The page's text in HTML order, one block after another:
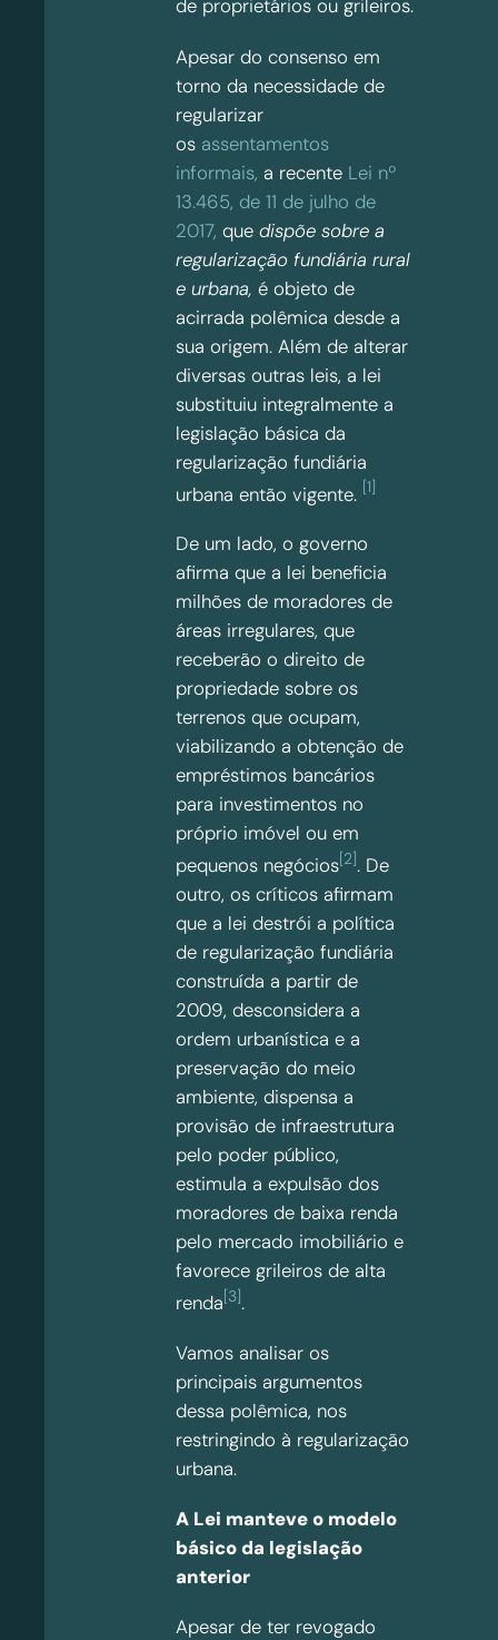
de proprietários ou grileiros.
Apesar do consenso em
torno da necessidade de
regularizar
os assentamentos
informais, a recente Lei nº
13.465, de 11 de julho de
2017, que dispõe sobre a
regularização fundiária rural
e urbana, é objeto de
acirrada polêmica desde a
sua origem. Além de alterar
diversas outras leis, a lei
substituiu integralmente a
legislação básica da
regularização fundiária
urbana então vigente. [1]
De um lado, o governo
afirma que a lei beneficia
milhões de moradores de
áreas irregulares, que
receberão o direito de
propriedade sobre os
terrenos que ocupam,
viabilizando a obtenção de
empréstimos bancários
para investimentos no
próprio imóvel ou em
pequenos negócios[2]. De
outro, os críticos afirmam
que a lei destrói a política
de regularização fundiária
construída a partir de
2009, desconsidera a
ordem urbanística e a
preservação do meio
ambiente, dispensa a
provisão de infraestrutura
pelo poder público,
estimula a expulsão dos
moradores de baixa renda
pelo mercado imobiliário e
favorece grileiros de alta
renda[3].
Vamos analisar os
principais argumentos
dessa polêmica, nos
restringindo à regularização
urbana.
A Lei manteve o modelo
básico da legislação
anterior
Apesar de ter revogado